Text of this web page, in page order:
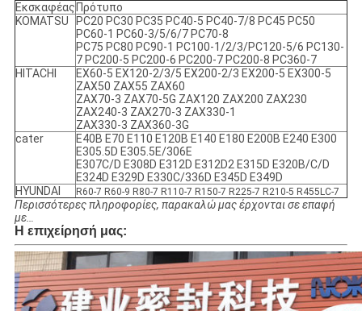
Εκσκαφέας Πρότυπο
KOMATSU
PC20 PC30 PC35 PC40-5 PC40-7/8 PC45 PC50
PC60-1 PC60-3/5/6/7 PC70-8
PC75 PC80 PC90-1 PC100-1/2/3/PC120-5/6 PC130-
7 PC200-5 PC200-6 PC200-7 PC200-8 PC360-7
HITACHI
EX60-5 EX120-2/3/5 EX200-2/3 EX200-5 EX300-5
ZAX50 ZAX55 ZAX60
ZAX70-3 ZAX70-5G ZAX120 ZAX200 ZAX230
ZAX240-3 ZAX270-3 ZAX330-1
ZAX330-3 ZAX360-3G
cater
E40B E70 E110 E120B E140 E180 E200B E240 E300
E305.5D E305.5E/306E
E307C/D E308D E312D E312D2 E315D E320B/C/D
E324D E329D E330C/336D E345D E349D
HYUNDAI
R60-7 R60-9 R80-7 R110-7 R150-7 R225-7 R210-5 R455LC-7
Περισσότερες πληροφορίες, παρακαλώ μας έρχονται σε επαφή
με…
Η επιχείρησή μας: